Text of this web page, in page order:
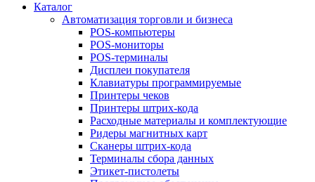
Каталог
Автоматизация торговли и бизнеса
POS-компьютеры
POS-мониторы
POS-терминалы
Дисплеи покупателя
Клавиатуры программируемые
Принтеры чеков
Принтеры штрих-кода
Расходные материалы и комплектующие
Ридеры магнитных карт
Сканеры штрих-кода
Терминалы сбора данных
Этикет-пистолеты